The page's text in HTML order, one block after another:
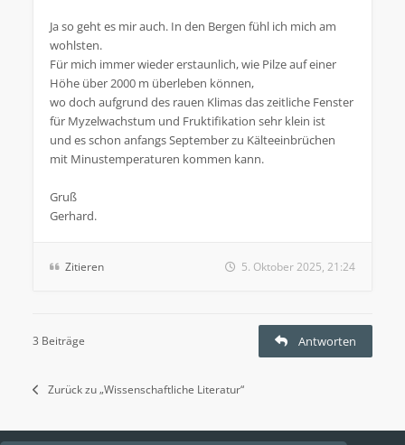
Ja so geht es mir auch. In den Bergen fühl ich mich am
wohlsten.
Für mich immer wieder erstaunlich, wie Pilze auf einer
Höhe über 2000 m überleben können,
wo doch aufgrund des rauen Klimas das zeitliche Fenster
für Myzelwachstum und Fruktifikation sehr klein ist
und es schon anfangs September zu Kälteeinbrüchen
mit Minustemperaturen kommen kann.
Gruß
Gerhard.
Zitieren 5. Oktober 2025, 21:24
3 Beiträge Antworten
Zurück zu „Wissenschaftliche Literatur“